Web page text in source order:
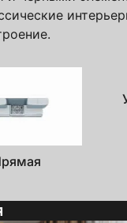
Я ознакомлен(а) с
на обработку ПДн